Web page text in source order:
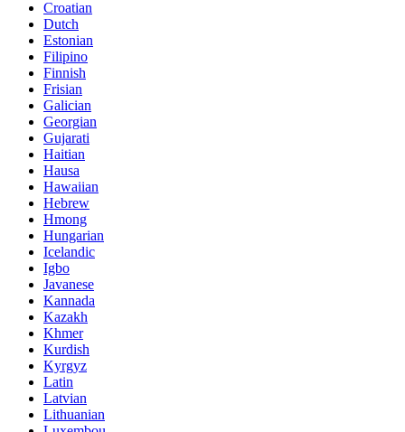
Croatian
Dutch
Estonian
Filipino
Finnish
Frisian
Galician
Georgian
Gujarati
Haitian
Hausa
Hawaiian
Hebrew
Hmong
Hungarian
Icelandic
Igbo
Javanese
Kannada
Kazakh
Khmer
Kurdish
Kyrgyz
Latin
Latvian
Lithuanian